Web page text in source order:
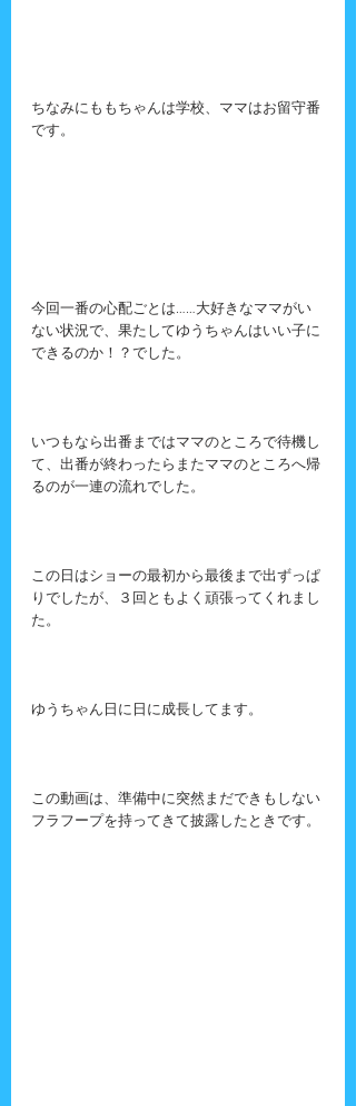
ちなみにももちゃんは学校、ママはお留守番
です。
今回一番の心配ごとは……大好きなママがい
ない状況で、果たしてゆうちゃんはいい子に
できるのか！？でした。
いつもなら出番まではママのところで待機し
て、出番が終わったらまたママのところへ帰
るのが一連の流れでした。
この日はショーの最初から最後まで出ずっぱ
りでしたが、３回ともよく頑張ってくれまし
た。
ゆうちゃん日に日に成長してます。
この動画は、準備中に突然まだできもしない
フラフープを持ってきて披露したときです。